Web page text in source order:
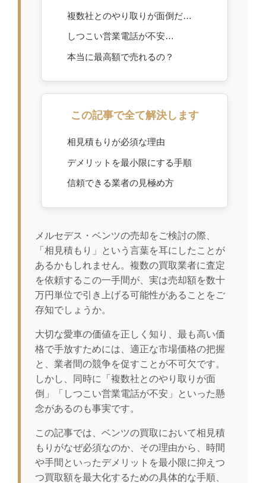
複数社とのやり取りが面倒だ…
しつこい営業電話が不安…
本当に最高額で売れるの？
この記事で全て解決します
相見積もりが必須な理由
デメリットを最小限にする手順
信頼できる業者の見極め方
メルセデス・ベンツの売却をご検討の際、
「相見積もり」という言葉を耳にしたことが
あるかもしれません。複数の買取業者に査定
を依頼するこの一手間が、実は売却額を数十
万円単位で引き上げる可能性があることをご
存知でしょうか。
大切な愛車の価値を正しく知り、最も高い価
格で手放すためには、適正な市場価格の把握
と、業者間の競争を促すことが不可欠です。
しかし、同時に「複数社とのやり取りが面
倒」「しつこい営業電話が不安」といった懸
念があるのも事実です。
この記事では、ベンツの買取において相見積
もりがなぜ必須なのか、その理由から、時間
や手間といったデメリットを最小限に抑えつ
つ買取額を最大化するための具体的な手順、